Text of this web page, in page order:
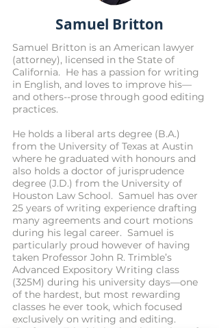
Samuel Britton
Samuel Britton is an American lawyer
(attorney), licensed in the State of
California. He has a passion for writing
in English, and loves to improve his—
and others--prose through good editing
practices.
He holds a liberal arts degree (B.A.)
from the University of Texas at Austin
where he graduated with honours and
also holds a doctor of jurisprudence
degree (J.D.) from the University of
Houston Law School. Samuel has over
25 years of writing experience drafting
many agreements and court motions
during his legal career. Samuel is
particularly proud however of having
taken Professor John R. Trimble’s
Advanced Expository Writing class
(325M) during his university days—one
of the hardest, but most rewarding
classes he ever took, which focused
exclusively on writing and editing.